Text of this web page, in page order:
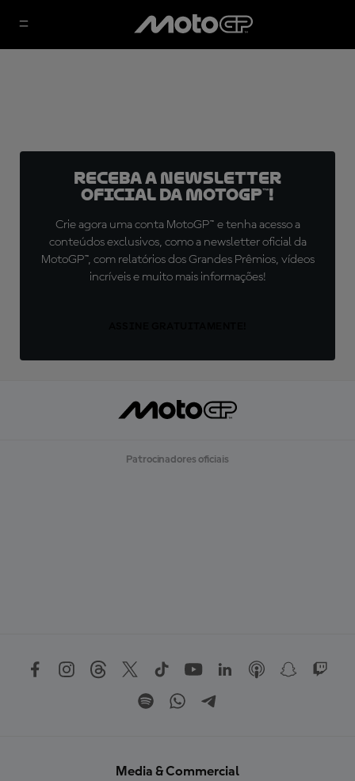
Receba a newsletter
oficial da MotoGP™!
Crie agora uma conta MotoGP™ e tenha acesso a
conteúdos exclusivos, como a newsletter oficial da
MotoGP™, com relatórios dos Grandes Prêmios, vídeos
incríveis e muito mais informações!
Patrocinadores oficiais
Media & Commercial